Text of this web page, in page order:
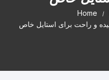
Home
و راحت برای استایل خاص